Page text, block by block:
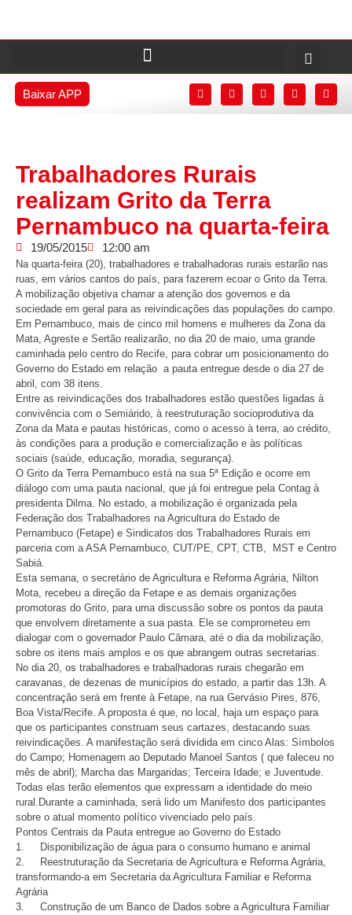
Baixar APP
Trabalhadores Rurais
realizam Grito da Terra
Pernambuco na quarta-feira
19/05/2015 12:00 am
Na quarta-feira (20), trabalhadores e trabalhadoras rurais estarão nas
ruas, em vários cantos do país, para fazerem ecoar o Grito da Terra.
A mobilização objetiva chamar a atenção dos governos e da
sociedade em geral para as reivindicações das populações do campo.
Em Pernambuco, mais de cinco mil homens e mulheres da Zona da
Mata, Agreste e Sertão realizarão, no dia 20 de maio, uma grande
caminhada pelo centro do Recife, para cobrar um posicionamento do
Governo do Estado em relação a pauta entregue desde o dia 27 de
abril, com 38 itens.
Entre as reivindicações dos trabalhadores estão questões ligadas à
convivência com o Semiárido, à reestruturação socioprodutiva da
Zona da Mata e pautas históricas, como o acesso à terra, ao crédito,
às condições para a produção e comercialização e às políticas
sociais (saúde, educação, moradia, segurança).
O Grito da Terra Pernambuco está na sua 5ª Edição e ocorre em
diálogo com uma pauta nacional, que já foi entregue pela Contag à
presidenta Dilma. No estado, a mobilização é organizada pela
Federação dos Trabalhadores na Agricultura do Estado de
Pernambuco (Fetape) e Sindicatos dos Trabalhadores Rurais em
parceria com a ASA Pernambuco, CUT/PE, CPT, CTB, MST e Centro
Sabiá.
Esta semana, o secretário de Agricultura e Reforma Agrária, Nilton
Mota, recebeu a direção da Fetape e as demais organizações
promotoras do Grito, para uma discussão sobre os pontos da pauta
que envolvem diretamente a sua pasta. Ele se comprometeu em
dialogar com o governador Paulo Câmara, até o dia da mobilização,
sobre os itens mais amplos e os que abrangem outras secretarias.
No dia 20, os trabalhadores e trabalhadoras rurais chegarão em
caravanas, de dezenas de municípios do estado, a partir das 13h. A
concentração será em frente à Fetape, na rua Gervásio Pires, 876,
Boa Vista/Recife. A proposta é que, no local, haja um espaço para
que os participantes construam seus cartazes, destacando suas
reivindicações. A manifestação será dividida em cinco Alas: Símbolos
do Campo; Homenagem ao Deputado Manoel Santos ( que faleceu no
mês de abril); Marcha das Margaridas; Terceira Idade; e Juventude.
Todas elas terão elementos que expressam a identidade do meio
rural.Durante a caminhada, será lido um Manifesto dos participantes
sobre o atual momento político vivenciado pelo país.
Pontos Centrais da Pauta entregue ao Governo do Estado
1. Disponibilização de água para o consumo humano e animal
2. Reestruturação da Secretaria de Agricultura e Reforma Agrária,
transformando-a em Secretaria da Agricultura Familiar e Reforma
Agrária
3. Construção de um Banco de Dados sobre a Agricultura Familiar